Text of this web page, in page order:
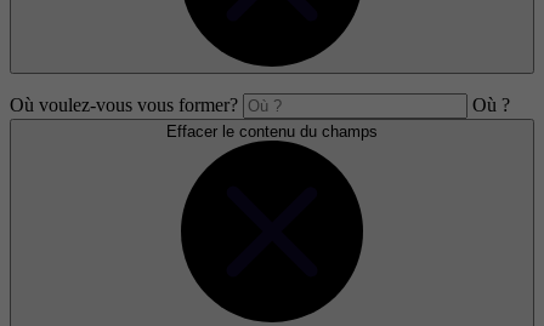
Où voulez-vous vous former? Où ?
Effacer le contenu du champs